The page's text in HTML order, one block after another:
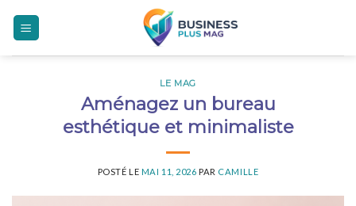
LE MAG
Aménagez un bureau
esthétique et minimaliste
POSTÉ LE MAI 11, 2026 PAR CAMILLE